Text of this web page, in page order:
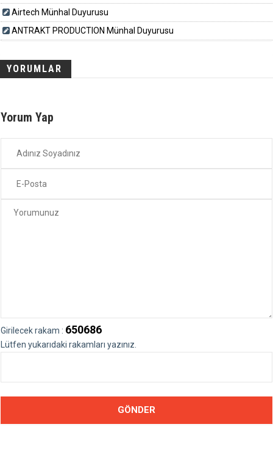
Airtech Münhal Duyurusu
ANTRAKT PRODUCTION Münhal Duyurusu
YORUMLAR
Yorum Yap
Girilecek rakam : 650686
Lütfen yukarıdaki rakamları yazınız.